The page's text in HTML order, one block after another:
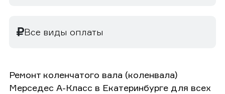
Все виды оплаты
Ремонт коленчатого вала (коленвала)
Мерседес А-Класс в Екатеринбурге для всех